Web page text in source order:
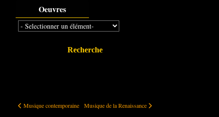
Oeuvres
Recherche
Musique contemporaine
Musique contemporaine Musique de la Renaissance
Musique de la Renaissance